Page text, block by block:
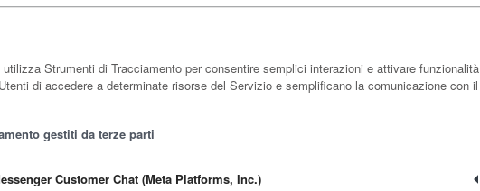
Strumenti di Tracciamento per consentire semplici interazioni e attivare funzionalità
di accedere a determinate risorse del Servizio e semplificano la comunicazione con il
gestiti da terze parti
Customer Chat (Meta Platforms, Inc.)